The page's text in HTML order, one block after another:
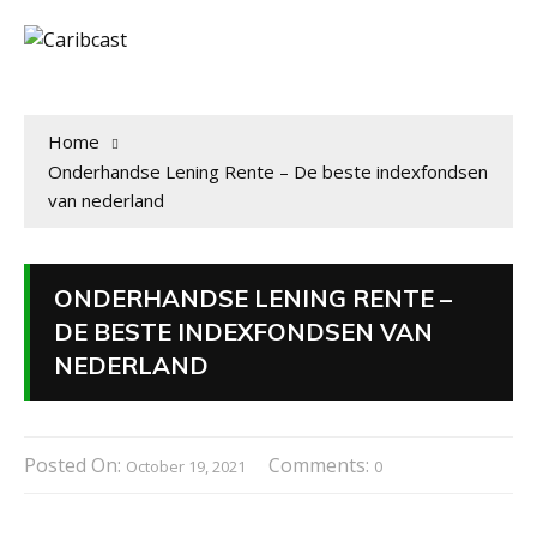
Home
Onderhandse Lening Rente – De beste indexfondsen
van nederland
ONDERHANDSE LENING RENTE –
DE BESTE INDEXFONDSEN VAN
NEDERLAND
Posted On: October 19, 2021 Comments: 0